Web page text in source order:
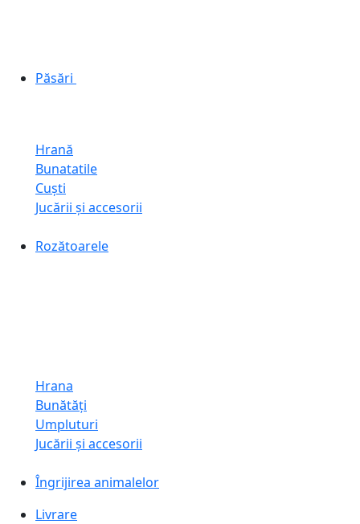
Păsări
Hrană
Bunatatile
Cuști
Jucării și accesorii
Rozătoarele
Hrana
Bunătăți
Umpluturi
Jucării și accesorii
Îngrijirea animalelor
Livrare